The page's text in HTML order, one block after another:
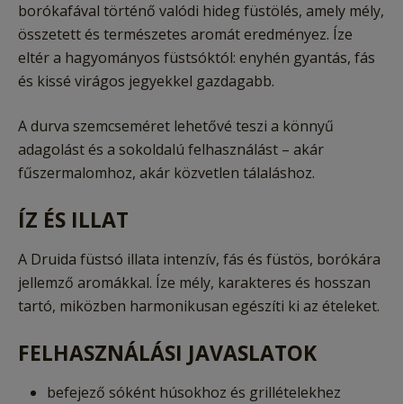
borókafával történő valódi hideg füstölés, amely mély,
összetett és természetes aromát eredményez. Íze
eltér a hagyományos füstsóktól: enyhén gyantás, fás
és kissé virágos jegyekkel gazdagabb.
A durva szemcseméret lehetővé teszi a könnyű
adagolást és a sokoldalú felhasználást – akár
fűszermalomhoz, akár közvetlen tálaláshoz.
ÍZ ÉS ILLAT
A Druida füstsó illata intenzív, fás és füstös, borókára
jellemző aromákkal. Íze mély, karakteres és hosszan
tartó, miközben harmonikusan egészíti ki az ételeket.
FELHASZNÁLÁSI JAVASLATOK
befejező sóként húsokhoz és grillételekhez